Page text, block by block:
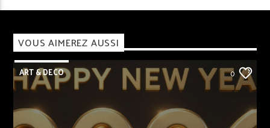
VOUS AIMEREZ AUSSI
ART & DECO 0